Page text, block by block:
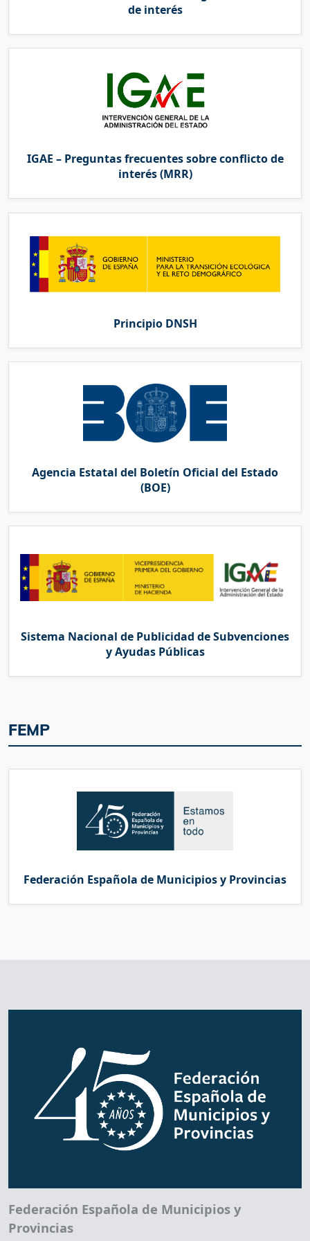
de interés
IGAE – Preguntas frecuentes sobre conflicto de
interés (MRR)
Principio DNSH
Agencia Estatal del Boletín Oficial del Estado
(BOE)
Sistema Nacional de Publicidad de Subvenciones
y Ayudas Públicas
FEMP
Federación Española de Municipios y Provincias
Federación Española de Municipios y
Provincias